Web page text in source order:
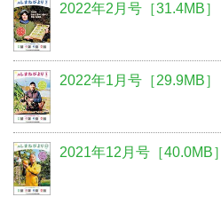
2022年2月号［31.4MB］
2022年1月号［29.9MB］
2021年12月号［40.0MB］